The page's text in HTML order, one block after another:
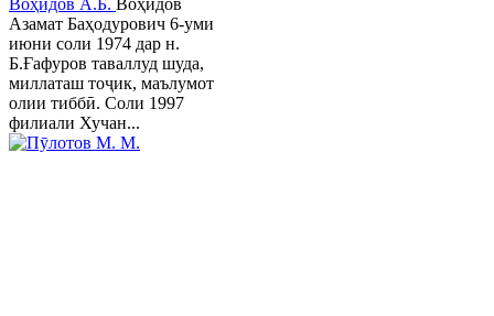
Азамат Баҳодурович 6-уми
июни соли 1974 дар н.
Б.Ғафуров таваллуд шуда,
миллаташ тоҷик, маълумот
олии тиббӣ. Соли 1997
филиали Хучан...